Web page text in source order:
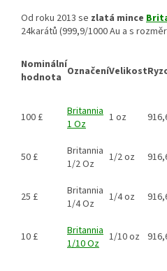
Od roku 2013 se zlatá mince
24karátů (999,9/1000 Au a s
Nominální
hodnota OznačeníVelikost
100 £
Britannia
1 Oz
1 oz
50 £
Britannia
1/2 Oz
1/2 oz
25 £
Britannia
1/4 Oz
1/4 oz
10 £
Britannia
1/10 Oz
1/10 oz